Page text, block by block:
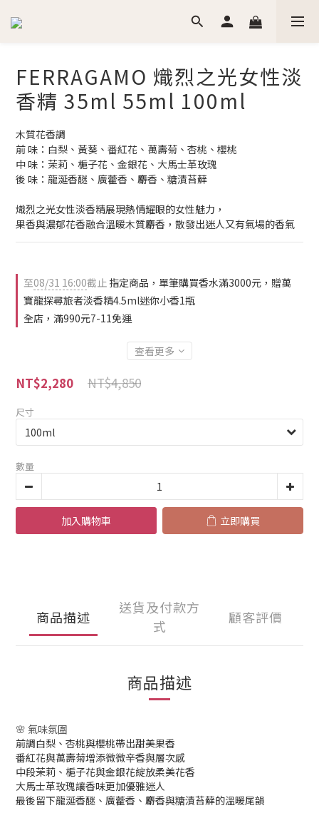
FERRAGAMO 熾烈之光女性淡
香精 35ml 55ml 100ml
木質花香調
前 味：白梨、黃葵、番紅花、萬壽菊、杏桃、櫻桃
中 味：茉莉、梔子花、金銀花、大馬士革玫瑰
後 味：龍涎香醚、廣藿香、麝香、糖漬苔蘚
熾烈之光女性淡香精展現熱情耀眼的女性魅力，
果香與濃郁花香融合溫暖木質麝香，散發出迷人又有氣場的香氣
至08/31 16:00截止 指定商品，單筆購買香水滿3000元，贈萬
寶龍探尋旅者淡香精4.5ml迷你小香1瓶
全店，滿990元7-11免運
查看更多
NT$4,850
NT$2,280
尺寸
數量
加入購物車 立即購買
商品描述
送貨及付款方
式
顧客評價
商品描述
🌸 氣味氛圍
前調白梨、杏桃與櫻桃帶出甜美果香
番紅花與萬壽菊增添微微辛香與層次感
中段茉莉、梔子花與金銀花綻放柔美花香
大馬士革玫瑰讓香味更加優雅迷人
最後留下龍涎香醚、廣藿香、麝香與糖漬苔蘚的溫暖尾韻